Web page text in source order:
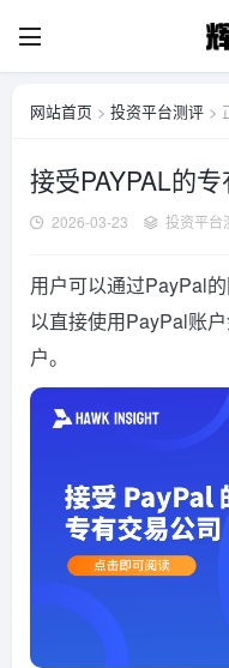
网站首页 > 投资平台测评 >
接受PAYPAL的
2026-03-23 投资平台
用户可以通过PayPal
以直接使用PayPal账
户。